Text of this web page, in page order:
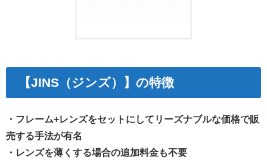
【JINS（ジンズ）】の特徴
・フレーム+レンズをセットにしてリーズナブルな価格で販
売する手法が有名
・レンズを薄くする場合の追加料金も不要